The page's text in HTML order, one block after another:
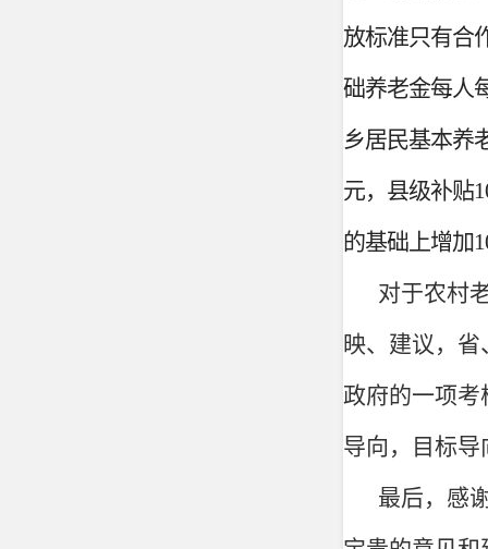
放标准只有合
础养老金每人
乡居民基本养
元，县级补贴
的基础上增加
对于农村
映、建议，
政府的一项考
导向，目标
最后，感